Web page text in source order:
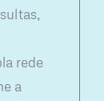
rede
a